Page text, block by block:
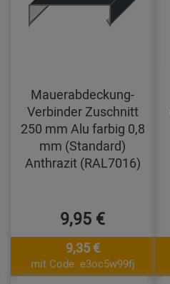
Mauerabdeckung-
Verbinder Zuschnitt
250 mm Alu farbig 0,8
mm (Standard)
Anthrazit (RAL7016)
9,95 €
9,35 €
mit Code: e3oc5w99fj